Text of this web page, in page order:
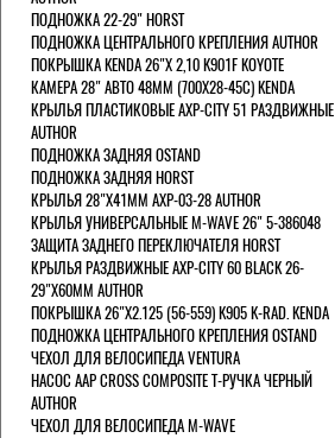
ПОДНОЖКА 22-29" HORST
ПОДНОЖКА ЦЕНТРАЛЬНОГО КРЕПЛЕНИЯ AUTHOR
ПОКРЫШКА KENDA 26"Х 2,10 K901F KOYOTE
КАМЕРА 28" АВТО 48ММ (700Х28-45С) KENDA
КРЫЛЬЯ ПЛАСТИКОВЫЕ AXP-CITY 51 РАЗДВИЖНЫЕ
AUTHOR
ПОДНОЖКА ЗАДНЯЯ OSTAND
ПОДНОЖКА ЗАДНЯЯ HORST
КРЫЛЬЯ 28"Х41ММ AXP-03-28 AUTHOR
КРЫЛЬЯ УНИВЕРСАЛЬНЫЕ M-WAVE 26" 5-386048
ЗАЩИТА ЗАДНЕГО ПЕРЕКЛЮЧАТЕЛЯ HORST
КРЫЛЬЯ РАЗДВИЖНЫЕ AXP-CITY 60 BLACK 26-
29"Х60ММ AUTHOR
ПОКРЫШКА 26"Х2.125 (56-559) K905 K-RAD. KENDA
ПОДНОЖКА ЦЕНТРАЛЬНОГО КРЕПЛЕНИЯ OSTAND
ЧЕХОЛ ДЛЯ ВЕЛОСИПЕДА VENTURA
НАСОС AAP CROSS COMPOSITE Т-РУЧКА ЧЕРНЫЙ
AUTHOR
ЧЕХОЛ ДЛЯ ВЕЛОСИПЕДА M-WAVE